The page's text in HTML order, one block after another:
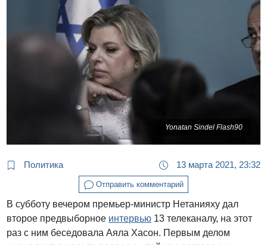
Yonatan Sindel Flash90
Политика 13 марта 2021, 23:32
Отправить комментарий
В субботу вечером премьер-министр Нетанияху дал
второе предвыборное интервью 13 телеканалу, на этот
раз с ним беседовала Аяла Хасон. Первым делом